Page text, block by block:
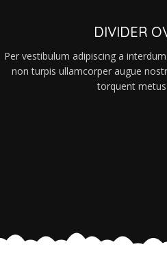
DIVIDER
Per vestibulum adipiscing a
non turpis ullamcorper augue
torquent